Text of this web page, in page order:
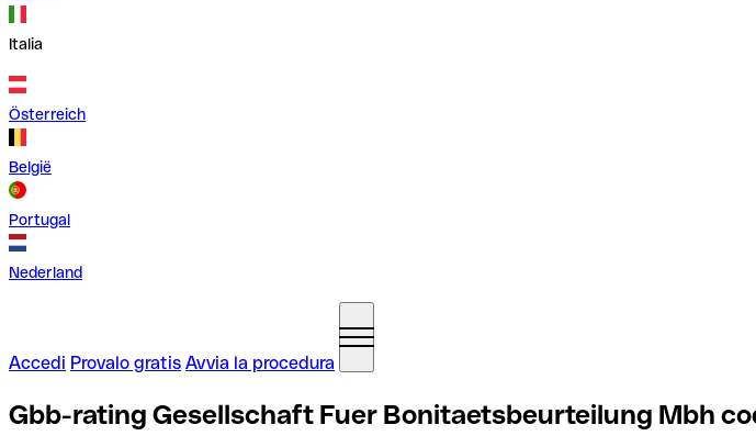
Italia
Österreich
België
Portugal
Nederland
Accedi Provalo gratis Avvia la procedura
Gbb-rating Gesellschaft Fuer Bonitaetsbeurteilung Mbh